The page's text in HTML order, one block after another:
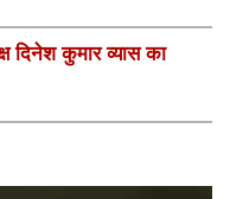
दिनेश कुमार व्यास का